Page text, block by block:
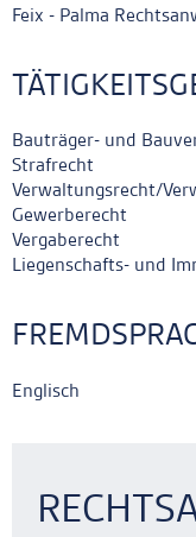
Feix - Palma
Bauträger- und
Strafrecht
Verwaltungsrecht/
Gewerberecht
Vergaberecht
Liegenschafts- und
Englisch